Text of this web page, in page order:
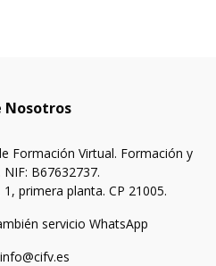
Nosotros
Formación Virtual. Formación y
NIF: B67632737.
primera planta. CP 21005.
servicio WhatsApp